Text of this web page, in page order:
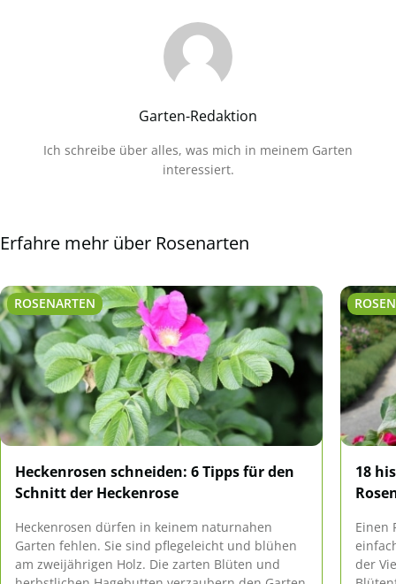
Garten-Redaktion
Ich schreibe über alles, was mich in meinem Garten
interessiert.
Erfahre mehr über Rosenarten
ROSENARTEN
Heckenrosen schneiden: 6 Tipps für den
Schnitt der Heckenrose
Heckenrosen dürfen in keinem naturnahen
Garten fehlen. Sie sind pflegeleicht und blühen
am zweijährigen Holz. Die zarten Blüten und
18
Einen
der